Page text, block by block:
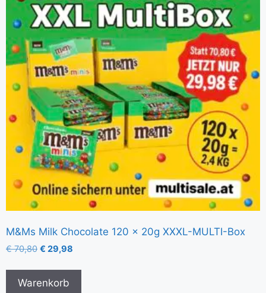
M&Ms Milk Chocolate 120 x 20g XXXL-MULTI-Box
€70,80 € 29,98
Warenkorb